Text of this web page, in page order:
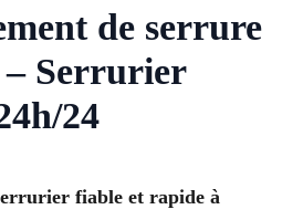
de serrure
Serrurier
24
fiable et rapide à